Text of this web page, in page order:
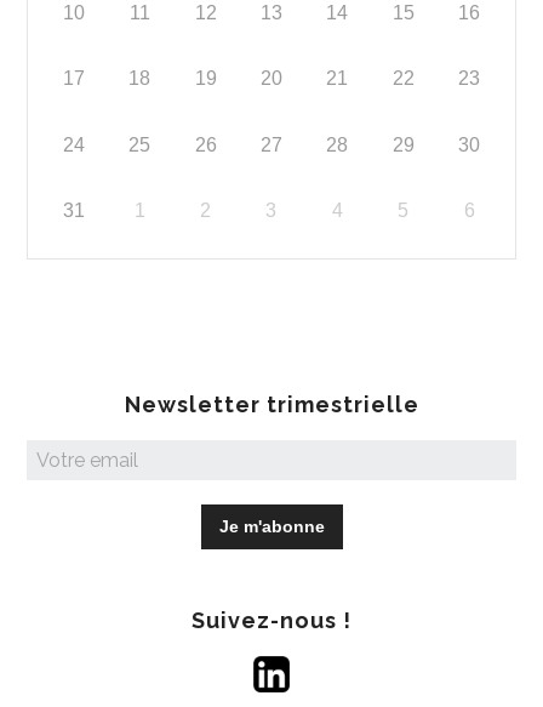
10 11 12 13 14 15 16
17 18 19 20 21 22 23
24 25 26 27 28 29 30
31 1 2 3 4 5 6
Newsletter trimestrielle
Suivez-nous !